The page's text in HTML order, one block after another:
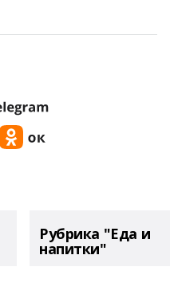
Рубрика "Еда и
напитки"